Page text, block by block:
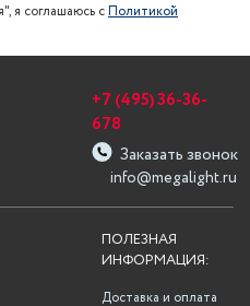
я соглашаюсь сПолитикой
info@megalight.ru
+7 (495) 36-36-
678
Заказать звонок
ПОЛЕЗНАЯ
ИНФОРМАЦИЯ:
Доставка и оплата